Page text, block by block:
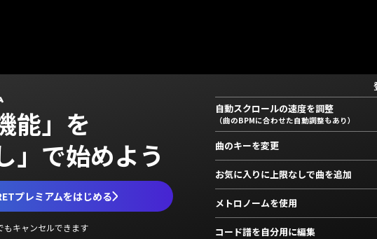
能」を
」で始めよう
プレミアムをはじめる
もキャンセルできます
自動スクロールの速度を調整
（曲のBPMに合わせた自動調整もあり）
曲のキーを変更
お気に入りに上限なしで曲を追加
メトロノームを使用
コード譜を自分用に編集